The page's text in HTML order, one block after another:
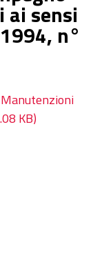
ai sensi
n°
KB)